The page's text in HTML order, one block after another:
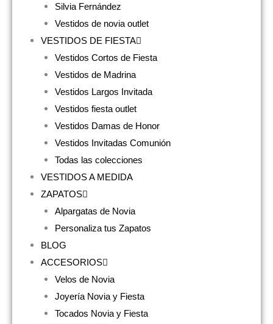
Silvia Fernández
Vestidos de novia outlet
VESTIDOS DE FIESTA
Vestidos Cortos de Fiesta
Vestidos de Madrina
Vestidos Largos Invitada
Vestidos fiesta outlet
Vestidos Damas de Honor
Vestidos Invitadas Comunión
Todas las colecciones
VESTIDOS A MEDIDA
ZAPATOS
Alpargatas de Novia
Personaliza tus Zapatos
BLOG
ACCESORIOS
Velos de Novia
Joyería Novia y Fiesta
Tocados Novia y Fiesta